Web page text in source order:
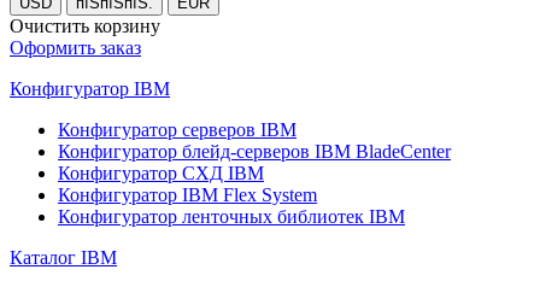
Очистить корзину
Оформить заказ
Конфигуратор IBM
Конфигуратор серверов IBM
Конфигуратор блейд-серверов IBM BladeCenter
Конфигуратор СХД IBM
Конфигуратор IBM Flex System
Конфигуратор ленточных библиотек IBM
Каталог IBM